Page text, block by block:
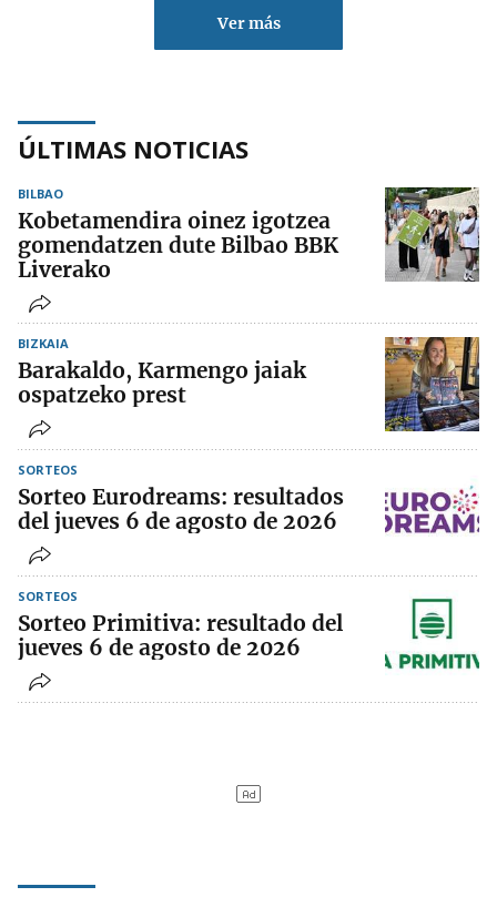
Ver más
ÚLTIMAS NOTICIAS
BILBAO
Kobetamendira oinez igotzea
gomendatzen dute Bilbao BBK
Liverako
BIZKAIA
Barakaldo, Karmengo jaiak
ospatzeko prest
SORTEOS
Sorteo Eurodreams: resultados
del jueves 6 de agosto de 2026
SORTEOS
Sorteo Primitiva: resultado del
jueves 6 de agosto de 2026